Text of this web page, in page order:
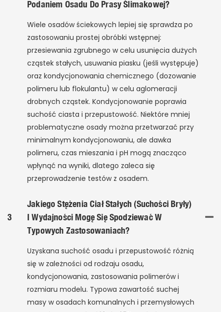
Podaniem Osadu Do Prasy Ślimakowej?
Wiele osadów ściekowych lepiej się sprawdza po
zastosowaniu prostej obróbki wstępnej:
przesiewania zgrubnego w celu usunięcia dużych
cząstek stałych, usuwania piasku (jeśli występuje)
oraz kondycjonowania chemicznego (dozowanie
polimeru lub flokulantu) w celu aglomeracji
drobnych cząstek. Kondycjonowanie poprawia
suchość ciasta i przepustowość. Niektóre mniej
problematyczne osady można przetwarzać przy
minimalnym kondycjonowaniu, ale dawka
polimeru, czas mieszania i pH mogą znacząco
wpłynąć na wyniki, dlatego zaleca się
przeprowadzenie testów z osadem.
3
Jakiego Stężenia Ciał Stałych (suchości Bryły)
I Wydajności Mogę Się Spodziewać W
Typowych Zastosowaniach?
Uzyskana suchość osadu i przepustowość różnią
się w zależności od rodzaju osadu,
kondycjonowania, zastosowania polimerów i
rozmiaru modelu. Typowa zawartość suchej
masy w osadach komunalnych i przemysłowych